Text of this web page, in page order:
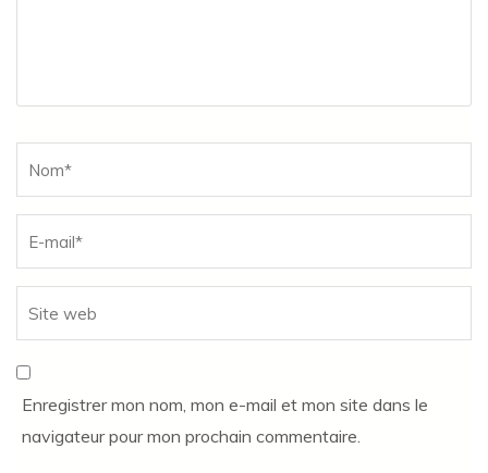
Enregistrer mon nom, mon e-mail et mon site dans le
navigateur pour mon prochain commentaire.